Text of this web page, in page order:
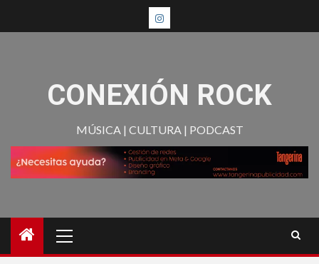
CONEXIÓN ROCK
MÚSICA | CULTURA | PODCAST